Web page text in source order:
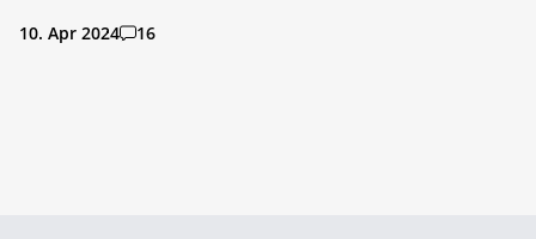
10. Apr 2024 16